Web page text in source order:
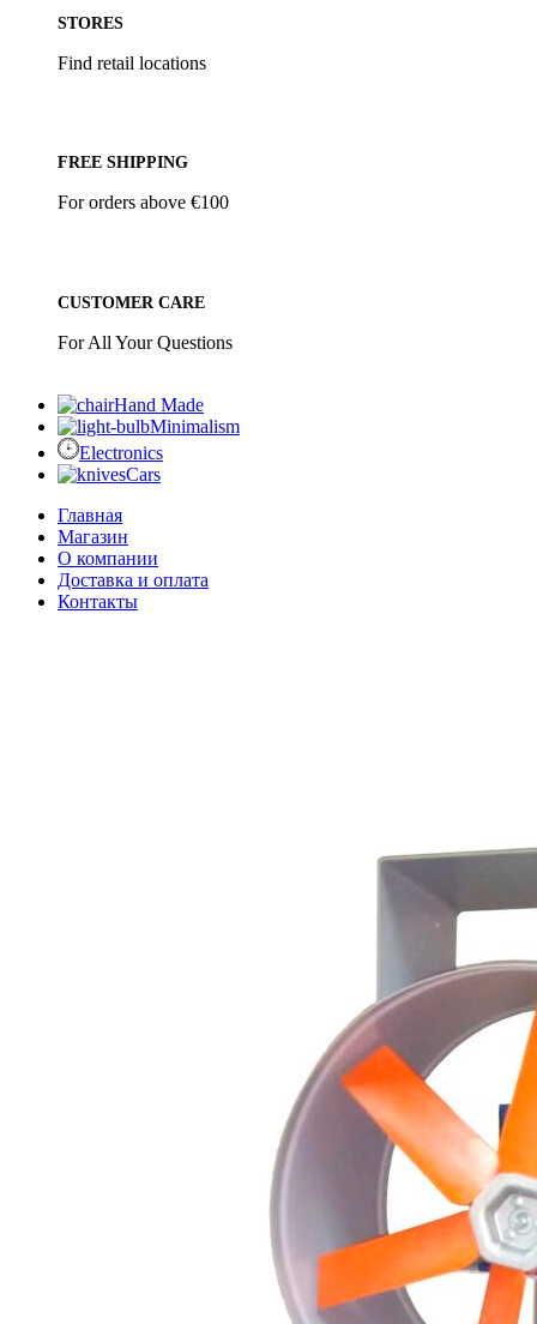
STORES
Find retail locations
FREE SHIPPING
For orders above €100
CUSTOMER CARE
For All Your Questions
Hand Made
Minimalism
Electronics
Cars
Главная
Магазин
О компании
Доставка и оплата
Контакты